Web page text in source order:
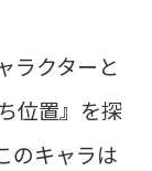
ラクターと
位置』を探
のキャラは